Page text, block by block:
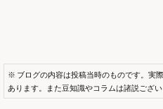
※ ブログの内容は投稿当時のものです。実
あります。また豆知識やコラムは諸説ござい